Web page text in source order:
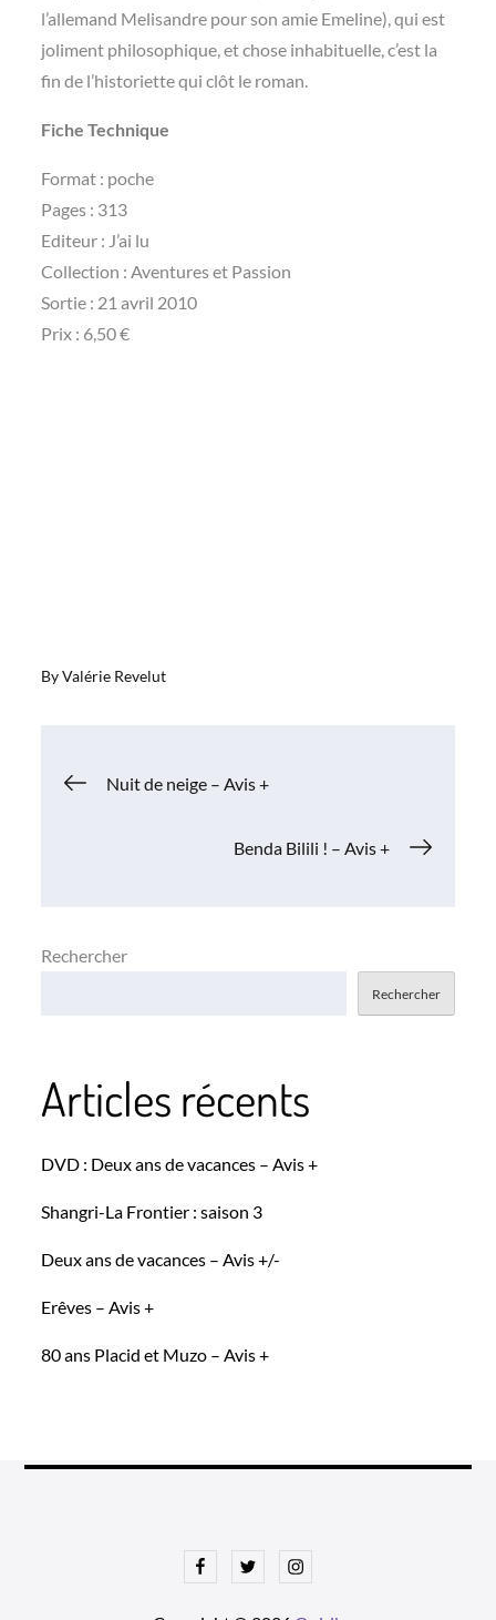
l’allemand Melisandre pour son amie Emeline), qui est
joliment philosophique, et chose inhabituelle, c’est la
fin de l’historiette qui clôt le roman.
Fiche Technique
Format : poche
Pages : 313
Editeur : J’ai lu
Collection : Aventures et Passion
Sortie : 21 avril 2010
Prix : 6,50 €
ByValérie Revelut
Navigation
Nuit de neige – Avis +
Benda Bilili ! – Avis +
Rechercher
Rechercher
Articles récents
DVD : Deux ans de vacances – Avis +
Shangri-La Frontier : saison 3
Deux ans de vacances – Avis +/-
Erêves – Avis +
80 ans Placid et Muzo – Avis +
FacebookTwitterInstagram